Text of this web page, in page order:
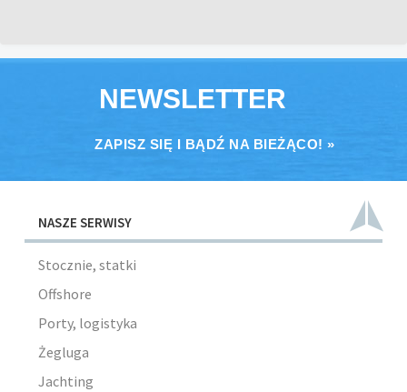
NEWSLETTER
ZAPISZ SIĘ I BĄDŹ NA BIEŻĄCO! »
NASZE SERWISY
Stocznie, statki
Offshore
Porty, logistyka
Żegluga
Jachting